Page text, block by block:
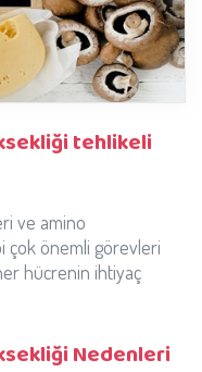
tehlikeli
ve amino
çok önemli görevleri
hücrenin ihtiyaç
Nedenleri